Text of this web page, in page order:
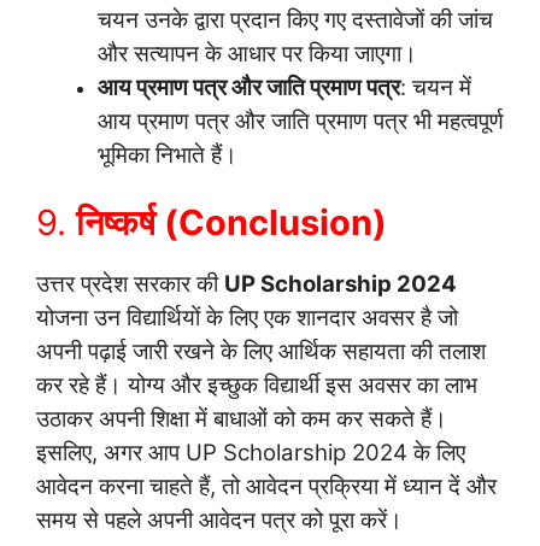
चयन उनके द्वारा प्रदान किए गए दस्तावेजों की जांच
और सत्यापन के आधार पर किया जाएगा।
आय प्रमाण पत्र और जाति प्रमाण पत्र: चयन में
आय प्रमाण पत्र और जाति प्रमाण पत्र भी महत्वपूर्ण
भूमिका निभाते हैं।
9.निष्कर्ष (Conclusion)
उत्तर प्रदेश सरकार की UP Scholarship 2024
योजना उन विद्यार्थियों के लिए एक शानदार अवसर है जो
अपनी पढ़ाई जारी रखने के लिए आर्थिक सहायता की तलाश
कर रहे हैं। योग्य और इच्छुक विद्यार्थी इस अवसर का लाभ
उठाकर अपनी शिक्षा में बाधाओं को कम कर सकते हैं।
इसलिए, अगर आप UP Scholarship 2024 के लिए
आवेदन करना चाहते हैं, तो आवेदन प्रक्रिया में ध्यान दें और
समय से पहले अपनी आवेदन पत्र को पूरा करें।